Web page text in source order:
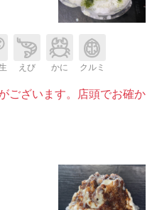
えび かに クルミ
ございます。店頭でお確か